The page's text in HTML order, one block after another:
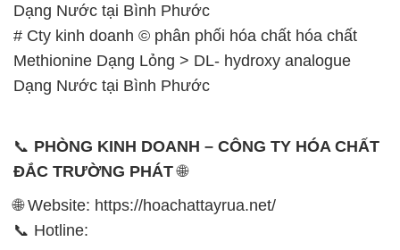
Dạng Nước tại Bình Phước
# Cty kinh doanh © phân phối hóa chất hóa chất
Methionine Dạng Lỏng > DL- hydroxy analogue
Dạng Nước tại Bình Phước
📞 PHÒNG KINH DOANH – CÔNG TY HÓA CHẤT
ĐẮC TRƯỜNG PHÁT🌐
🌐 Website: https://hoachattayrua.net/
📞 Hotline: